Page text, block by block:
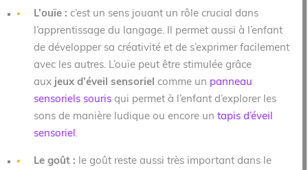
L’ouïe : c’est un sens jouant un rôle crucial dans
l’apprentissage du langage. Il permet aussi à l’enfant
de développer sa créativité et de s’exprimer facilement
avec les autres. L’ouïe peut être stimulée grâce
aux jeux d’éveil sensoriel comme un panneau
sensoriels souris qui permet à l’enfant d’explorer les
sons de manière ludique ou encore un tapis d’éveil
sensoriel .
Le goût : le goût reste aussi très important dans le